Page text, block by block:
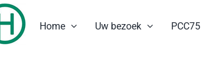
Home Uw bezoek PCC75